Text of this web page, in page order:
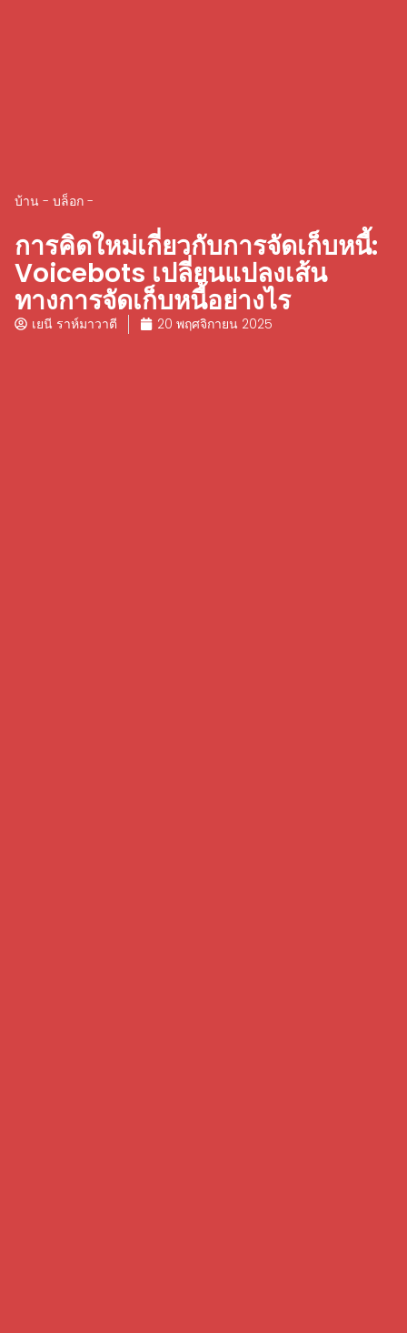
บ้าน - บล็อก -
การคิดใหม่เกี่ยวกับการจัดเก็บหนี้:
Voicebots เปลี่ยนแปลงเส้น
ทางการจัดเก็บหนี้อย่างไร
เยนี ราห์มาวาตี 20 พฤศจิกายน 2025